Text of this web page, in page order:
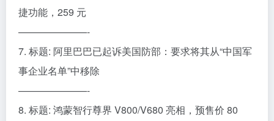
捷功能，259 元
———————-
7. 标题: 阿里巴巴已起诉美国防部：要求将其从“中国军
事企业名单”中移除
———————-
8. 标题: 鸿蒙智行尊界 V800/V680 亮相，预售价 80